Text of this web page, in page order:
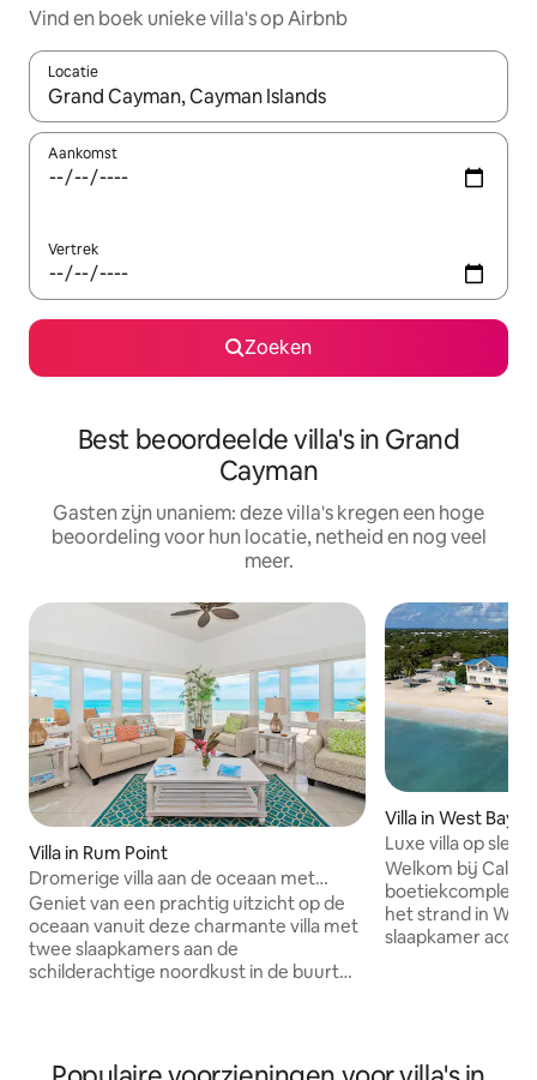
Vind en boek unieke villa's op Airbnb
Locatie
Wanneer er suggesties beschikbaar zijn, maak je een keuze
Aankomst
Vertrek
Zoeken
Best beoordeelde villa's in Grand
Cayman
Gasten zijn unaniem: deze villa's kregen een hoge
beoordeling voor hun locatie, netheid en nog veel
meer.
Villa in Rum Point
Dromerige villa aan de oceaan met
toplocatie
Geniet van een prachtig uitzicht op de
oceaan vanuit deze charmante villa met
twee slaapkamers aan de
schilderachtige noordkust in de buurt
gezinnen, koppels en vrienden. Moon
Villa in West Bay
Luxe villa op
van 7 Mile Beach
Welkom bij
boetiekcomplex
het strand in
slaapkamer
Seven Mile Beach